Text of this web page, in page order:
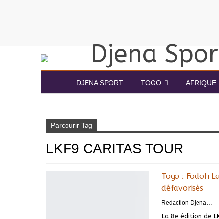
DJENA SPORT TOGO AFRIQUE
Parcourir Tag
LKF9 CARITAS TOUR
Togo : Fodoh
défavorisés
Redaction DjenaSport
La 8e édition de